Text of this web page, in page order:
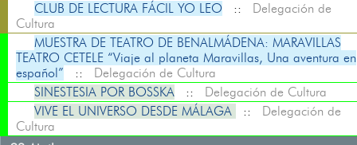
CLUB DE LECTURA FÁCIL YO LEO :: Delegación de
Cultura
MUESTRA DE TEATRO DE BENALMÁDENA: MARAVILLAS
TEATRO CETELE “Viaje al planeta Maravillas, Una aventura en
español” :: Delegación de Cultura
SINESTESIA POR BOSSKA :: Delegación de Cultura
VIVE EL UNIVERSO DESDE MÁLAGA
:: Delegación de
Cultura